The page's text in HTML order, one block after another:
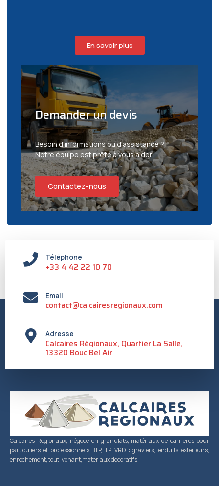
En savoir plus
Demander un devis
Besoin d'informations ou d'assistance ?
Notre équipe est prête à vous aider.
Contactez-nous
Téléphone
+33 4 42 22 10 70
Email
contact@calcairesregionaux.com
Adresse
Calcaires Régionaux, Quartier La Salle,
13320 Bouc Bel Air
Calcaires Regionaux, négoce en granulats, matériaux de carrieres pour
particuliers et professionnels BTP, TP, VRD : graviers, enduits exterieurs,
enrochement, tout-venant,materiaux decoratifs